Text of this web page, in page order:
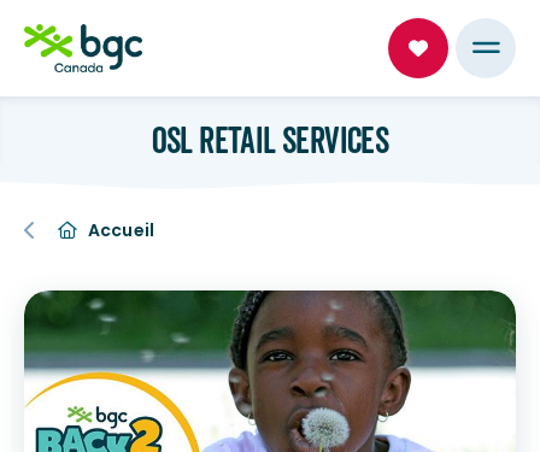
OSL RETAIL SERVICES
Accueil